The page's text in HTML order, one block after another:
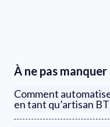
À ne pas manquer
Comment
en tant qu’artisan